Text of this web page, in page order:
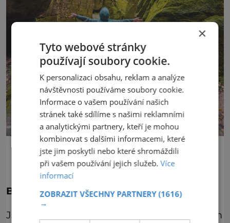
V Adršpašských skalách objevíte komplikované labyrinty,
soutěsky a místa plná tajemství.
Broumovské stěny
Jsou tak trochu stranou pozornosti a přitom
×
Tyto webové stránky
používají soubory cookie.
K personalizaci obsahu, reklam a analýze
návštěvnosti používáme soubory cookie.
Informace o vašem používání našich
stránek také sdílíme s našimi reklamními
a analytickými partnery, kteří je mohou
kombinovat s dalšími informacemi, které
jste jim poskytli nebo které shromáždili
při vašem používání jejich služeb.Více
informací
ZOBRAZIT VŠECHNY PARTNERY(1616)
→